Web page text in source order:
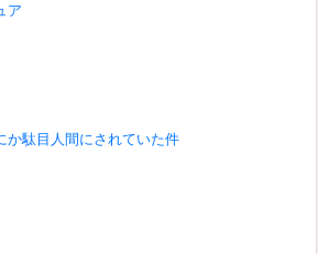
ア
か駄目人間にされていた件